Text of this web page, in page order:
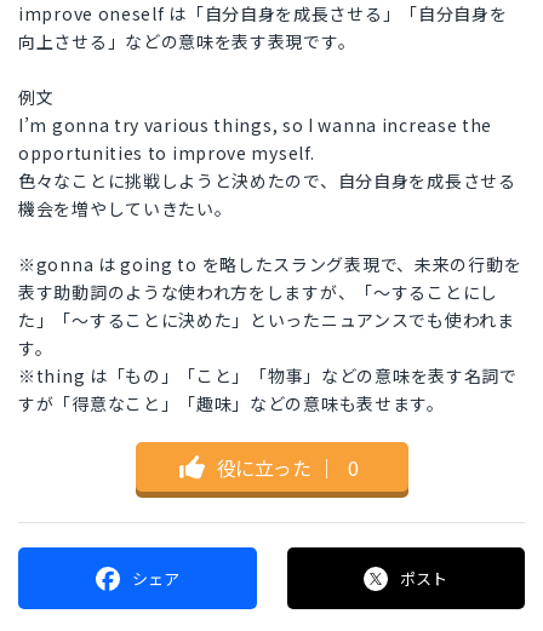
improve oneself は「自分自身を成長させる」「自分自身を
向上させる」などの意味を表す表現です。
例文
I’m gonna try various things, so I wanna increase the
opportunities to improve myself.
色々なことに挑戦しようと決めたので、自分自身を成長させる
機会を増やしていきたい。
※gonna は going to を略したスラング表現で、未来の行動を
表す助動詞のような使われ方をしますが、「〜することにし
た」「〜することに決めた」といったニュアンスでも使われま
す。
※thing は「もの」「こと」「物事」などの意味を表す名詞で
すが「得意なこと」「趣味」などの意味も表せます。
役に立った ｜ 0
シェア ポスト